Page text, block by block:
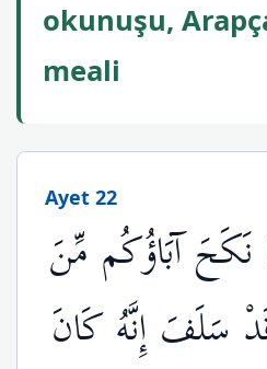
okunuşu,
meali
Ayet 22
نَكَحَ آبَاؤُكُم مِّنَ
قَدْ سَلَفَ إِنَّهُ كَانَ